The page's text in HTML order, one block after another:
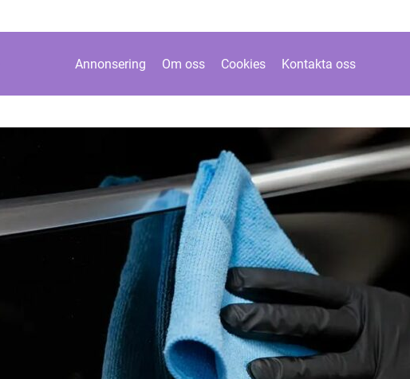
Annonsering Om oss Cookies Kontakta oss